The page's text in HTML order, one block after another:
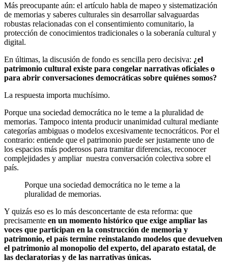
Más preocupante aún: el artículo habla de mapeo y sistematización
de memorias y saberes culturales sin desarrollar salvaguardas
robustas relacionadas con el consentimiento comunitario, la
protección de conocimientos tradicionales o la soberanía cultural y
digital.
En últimas, la discusión de fondo es sencilla pero decisiva: ¿el
patrimonio cultural existe para congelar narrativas oficiales o
para abrir conversaciones democráticas sobre quiénes somos?
La respuesta importa muchísimo.
Porque una sociedad democrática no le teme a la pluralidad de
memorias. Tampoco intenta producir unanimidad cultural mediante
categorías ambiguas o modelos excesivamente tecnocráticos. Por el
contrario: entiende que el patrimonio puede ser justamente uno de
los espacios más poderosos para tramitar diferencias, reconocer
complejidades y ampliar nuestra conversación colectiva sobre el
país.
Porque una sociedad democrática no le teme a la
pluralidad de memorias.
Y quizás eso es lo más desconcertante de esta reforma: que
precisamente en un momento histórico que exige ampliar las
voces que participan en la construcción de memoria y
patrimonio, el país termine reinstalando modelos que devuelven
el patrimonio al monopolio del experto, del aparato estatal, de
las declaratorias y de las narrativas únicas.